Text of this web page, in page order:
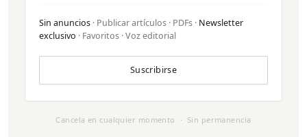
Sin anuncios · Publicar artículos · PDFs · Newsletter
exclusivo · Favoritos · Voz editorial
Suscribirse
Cancela en cualquier momento · Sin permanencia